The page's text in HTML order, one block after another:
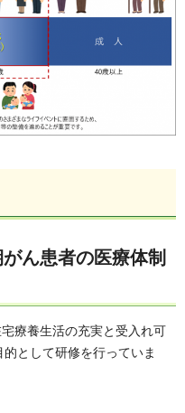
ん患者の医療体制
療養生活の充実と受入れ可
として研修を行っていま